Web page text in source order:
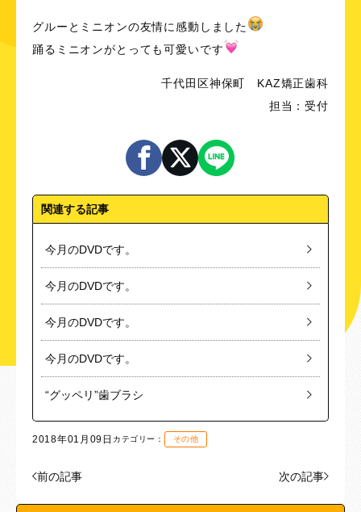
グルーとミニオンの友情に感動しました
踊るミニオンがとっても可愛いです
千代田区神保町 KAZ矯正歯科
担当：受付
関連する記事
今月のDVDです。
今月のDVDです。
今月のDVDです。
今月のDVDです。
“グッペリ”歯ブラシ
2018年01月09日 カテゴリー： その他
前の記事 次の記事